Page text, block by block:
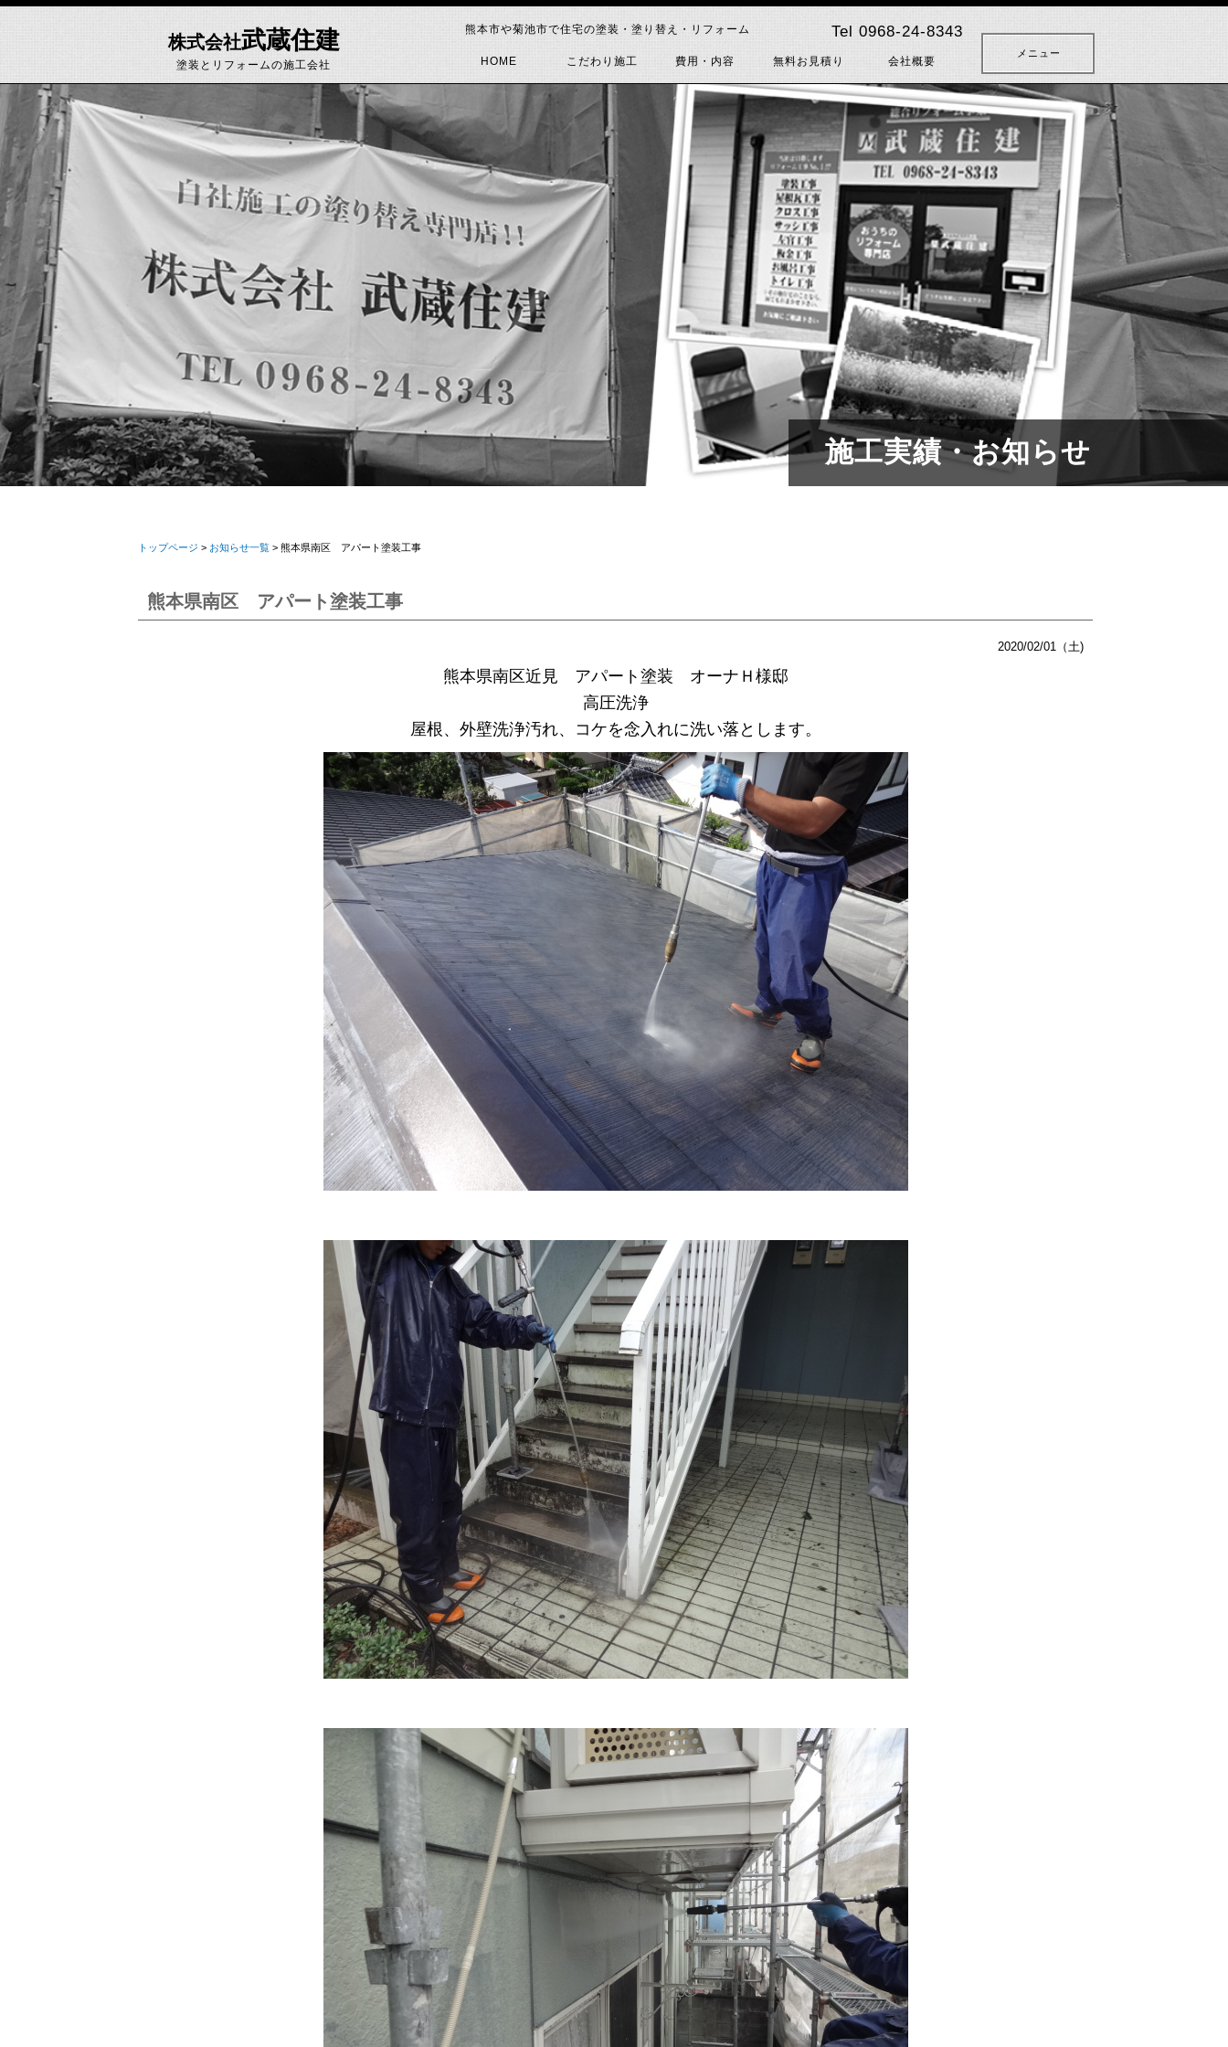
メニュー
HOME こだわり施工 費用・内容 無料お見積り 会社概要
塗装とリフォームの施工会社
株式会社武蔵住建 熊本市や菊池市で住宅の塗装・塗り替え・リフォーム Tel 0968-24-8343
施工実績・お知らせ
トップページ > お知らせ一覧 > 熊本県南区 アパート塗装工事
熊本県南区 アパート塗装工事
2020/02/01（土)
熊本県南区近見 アパート塗装 オーナＨ様邸
高圧洗浄
屋根、外壁洗浄汚れ、コケを念入れに洗い落とします。